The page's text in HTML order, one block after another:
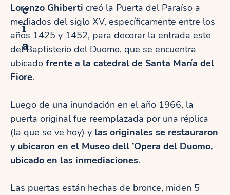
c
i
a
Lorenzo Ghiberti creó la Puerta del Paraíso a
mediados del siglo XV, específicamente entre los
años 1425 y 1452, para decorar la entrada este
del Baptisterio del Duomo, que se encuentra
ubicado frente a la catedral de Santa María del
Fiore.
Luego de una inundación en el año 1966, la
puerta original fue reemplazada por una réplica
(la que se ve hoy) y las originales se restauraron
y ubicaron en el Museo dell ’Opera del Duomo,
ubicado en las inmediaciones.
Las puertas están hechas de bronce, miden 5